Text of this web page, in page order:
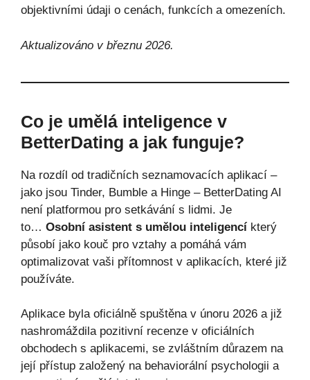
objektivními údaji o cenách, funkcích a omezeních.
Aktualizováno v březnu 2026.
Co je umělá inteligence v
BetterDating a jak funguje?
Na rozdíl od tradičních seznamovacích aplikací –
jako jsou Tinder, Bumble a Hinge – BetterDating AI
není platformou pro setkávání s lidmi. Je
to… Osobní asistent s umělou inteligencí který
působí jako kouč pro vztahy a pomáhá vám
optimalizovat vaši přítomnost v aplikacích, které již
používáte.
Aplikace byla oficiálně spuštěna v únoru 2026 a již
nashromáždila pozitivní recenze v oficiálních
obchodech s aplikacemi, se zvláštním důrazem na
její přístup založený na behaviorální psychologii a